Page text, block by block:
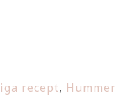
recept, Hummer